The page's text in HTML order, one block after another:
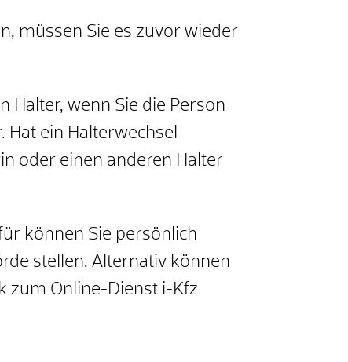
müssen Sie es zuvor wieder
Halter, wenn Sie die Person
ein Halterwechsel
oder einen anderen Halter
können Sie persönlich
stellen. Alternativ können
zum Online-Dienst i-Kfz